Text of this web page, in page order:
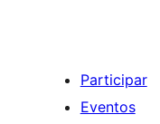
Participar
Eventos